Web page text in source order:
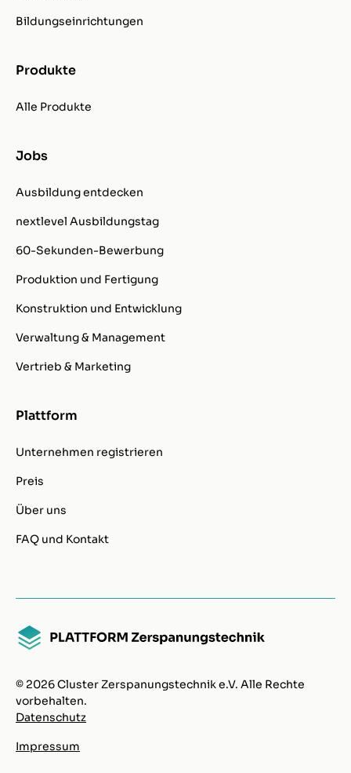
Bildungseinrichtungen
Produkte
Alle Produkte
Jobs
Ausbildung entdecken
nextlevel Ausbildungstag
60-Sekunden-Bewerbung
Produktion und Fertigung
Konstruktion und Entwicklung
Verwaltung & Management
Vertrieb & Marketing
Plattform
Unternehmen registrieren
Preis
Über uns
FAQ und Kontakt
© 2026 Cluster Zerspanungstechnik e.V. Alle Rechte
vorbehalten.
Datenschutz
Impressum